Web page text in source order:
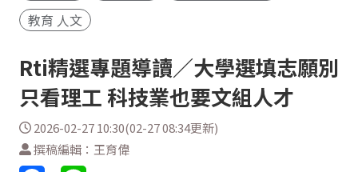
教育 人文
Rti精選專題導讀／大學選填志願別
只看理工 科技業也要文組人才
2026-02-27 10:30(02-27 08:34更新)
撰稿編輯：王育偉